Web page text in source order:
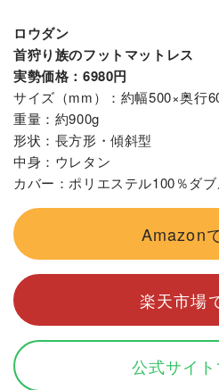
ロウダン
首狩り族のフットマットレス
実勢価格：6980円
サイズ（mm）：約幅500×奥行
重量：約900g
形状：長方形・傾斜型
中身：ウレタン
カバー：ポリエステル100％ダ
Amazon
楽天市場
公式サイ